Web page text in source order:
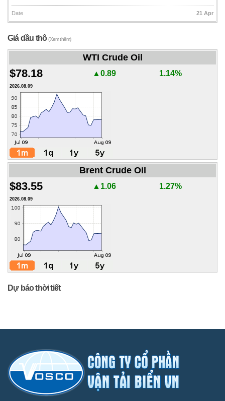
Date 21 Apr
Giá dầu thô(Xem thêm)
WTI Crude Oil
$78.18 ▲0.89 1.14%
2026.08.09
Brent Crude Oil
$83.55 ▲1.06 1.27%
2026.08.09
Dự báo thời tiết